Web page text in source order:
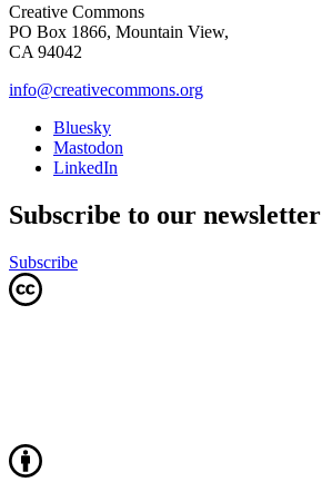
Creative Commons
PO Box 1866, Mountain View,
CA 94042
info@creativecommons.org
Bluesky
Mastodon
LinkedIn
Subscribe to our newsletter
Subscribe